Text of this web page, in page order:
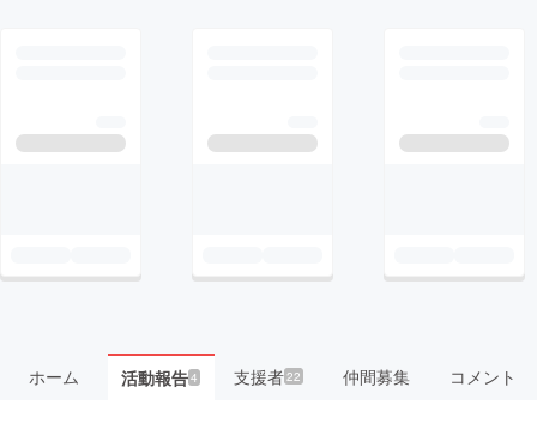
ホーム 活動報告4 支援者22 仲間募集 コメント